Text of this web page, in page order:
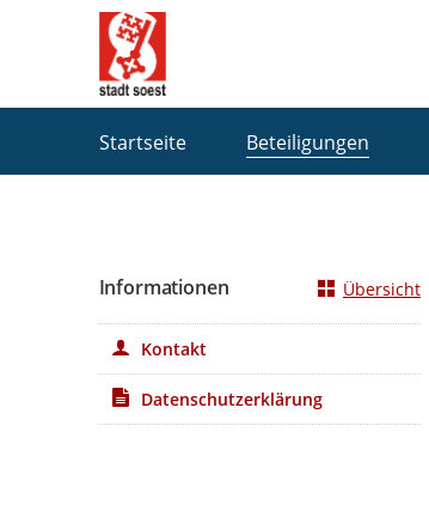
Startseite Beteiligungen
Informationen Übersicht
Kontakt
Datenschutzerklärung